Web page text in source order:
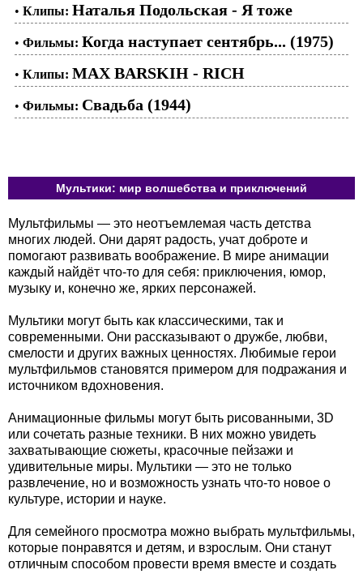
• Клипы: Наталья Подольская - Я тоже
• Фильмы: Когда наступает сентябрь... (1975)
• Клипы: MAX BARSKIH - RICH
• Фильмы: Свадьба (1944)
Мультики: мир волшебства и приключений
Мультфильмы — это неотъемлемая часть детства
многих людей. Они дарят радость, учат доброте и
помогают развивать воображение. В мире анимации
каждый найдёт что-то для себя: приключения, юмор,
музыку и, конечно же, ярких персонажей.
Мультики могут быть как классическими, так и
современными. Они рассказывают о дружбе, любви,
смелости и других важных ценностях. Любимые герои
мультфильмов становятся примером для подражания и
источником вдохновения.
Анимационные фильмы могут быть рисованными, 3D
или сочетать разные техники. В них можно увидеть
захватывающие сюжеты, красочные пейзажи и
удивительные миры. Мультики — это не только
развлечение, но и возможность узнать что-то новое о
культуре, истории и науке.
Для семейного просмотра можно выбрать мультфильмы,
которые понравятся и детям, и взрослым. Они станут
отличным способом провести время вместе и создать